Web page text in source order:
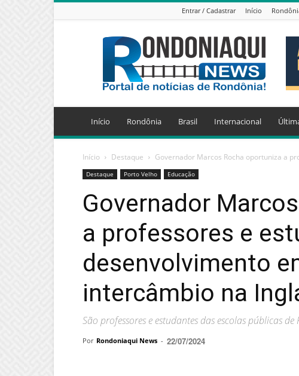
Entrar / Cadastrar Início
Jornal
Eletrônico
Rondoniaqui
News
Início Rondônia Brasil Internacional
Início Destaque Governador Marcos Rocha oportuniza a
Destaque Porto Velho Educação
Governador
a professores e
desenvolvimento
intercâmbio na
São professores e estudantes das escolas públicas
Por Rondoniaqui News - 22/07/2024